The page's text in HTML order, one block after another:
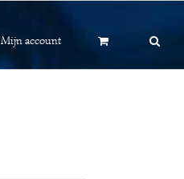
Mijn account